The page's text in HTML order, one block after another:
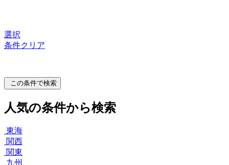
選択
条件クリア
この条件で検索
人気の条件から検索
東海
関西
関東
九州